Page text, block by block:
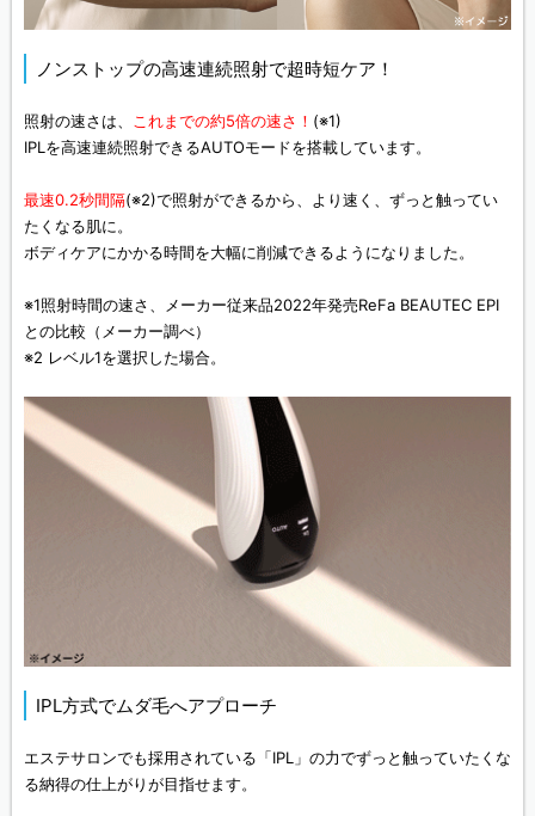
ノンストップの高速連続照射で超時短ケア！
照射の速さは、 これまでの約5倍の速さ！ (※1)
IPLを高速連続照射できるAUTOモードを搭載しています。
最速0.2秒間隔(※2)で照射ができるから、より速く、ずっと触ってい
たくなる肌に。
ボディケアにかかる時間を大幅に削減できるようになりました。
※1照射時間の速さ、メーカー従来品2022年発売ReFa BEAUTEC EPI
との比較（メーカー調べ）
※2 レベル1を選択した場合。
IPL方式でムダ毛へアプローチ
エステサロンでも採用されている「IPL」の力でずっと触っていたくな
る納得の仕上がりが目指せます。